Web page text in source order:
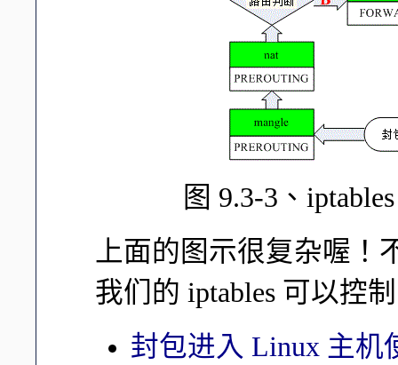
图 9.3-3、
上面的图示很复杂喔
我们的 iptables 可以控
封包进入 Linux 主机